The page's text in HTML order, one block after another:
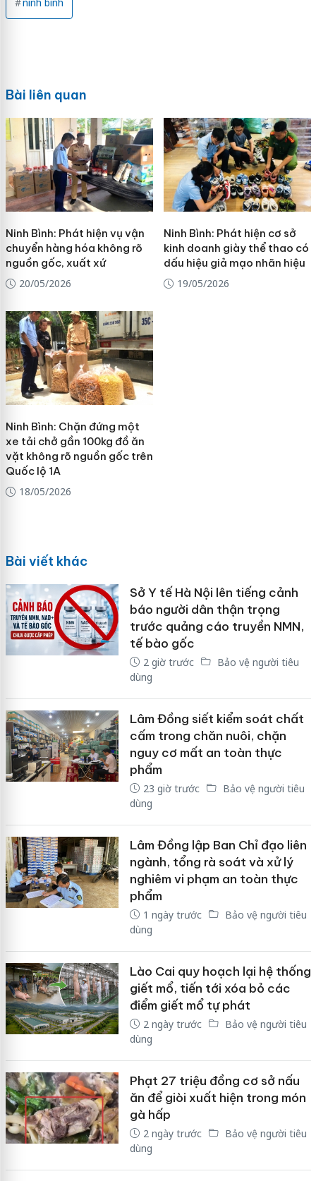
Bài liên quan
Ninh Bình: Phát hiện vụ vận
chuyển hàng hóa không rõ
nguồn gốc, xuất xứ
20/05/2026
Ninh Bình: Phát hiện cơ sở
kinh doanh giày thể thao có
dấu hiệu giả mạo nhãn hiệu
19/05/2026
Ninh Bình: Chặn đứng một
xe tải chở gần 100kg đồ ăn
vặt không rõ nguồn gốc trên
Quốc lộ 1A
18/05/2026
Bài viết khác
Sở Y tế Hà Nội lên tiếng cảnh
báo người dân thận trọng
trước quảng cáo truyền NMN,
tế bào gốc
2 giờ trước
Bảo vệ người tiêu
dùng
Lâm Đồng siết kiểm soát chất
cấm trong chăn nuôi, chặn
nguy cơ mất an toàn thực
phẩm
23 giờ trước
Bảo vệ người tiêu
dùng
Lâm Đồng lập Ban Chỉ đạo liên
ngành, tổng rà soát và xử lý
nghiêm vi phạm an toàn thực
phẩm
1 ngày trước
Bảo vệ người tiêu
dùng
Lào Cai quy hoạch lại hệ thống
giết mổ, tiến tới xóa bỏ các
điểm giết mổ tự phát
2 ngày trước
Bảo vệ người tiêu
dùng
Phạt 27 triệu đồng cơ sở nấu
ăn để giòi xuất hiện trong món
gà hấp
2 ngày trước
Bảo vệ người tiêu
dùng